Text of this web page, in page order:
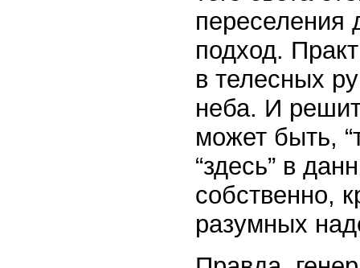
переселения
подход.
в телесных
неба. И
может быть,
“здесь” в
собственно,
разумных